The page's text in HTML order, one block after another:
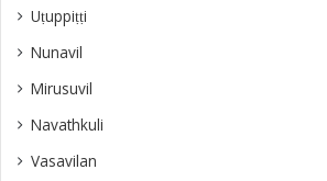
Uṭuppiṭṭi
Nunavil
Mirusuvil
Navathkuli
Vasavilan